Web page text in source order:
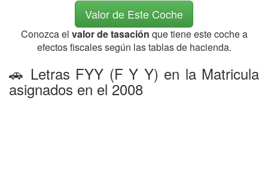
Valor de Este Coche
Conozca el valor de tasación que tiene este coche a
efectos fiscales según las tablas de hacienda.
🚗 Letras FYY (F Y Y) en la Matricula
asignados en el 2008